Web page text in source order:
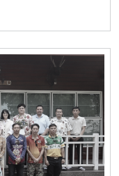
งสู่ชุมชนที่สะอาด
ารต้อนรับ ผู้ช่วย
คณาจารย์และ
รนี้ ทั้งสอง
ณ์ด้านการจัดสวัสดิการ
ะยุกต์ใช้ให้เหมาะสม
จันทร์แก้ว รักษาการ
ารทรัพยากรบุคคล
ากรของมหาวิทยาลัย